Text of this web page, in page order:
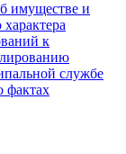
имуществе и
к
службе
фактах